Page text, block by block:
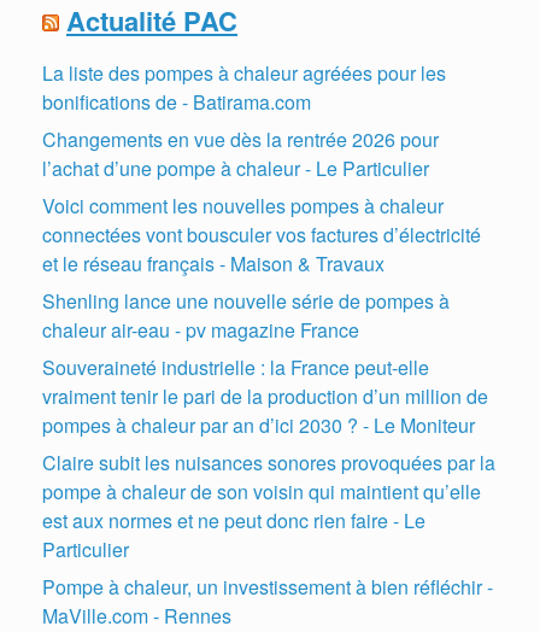
Actualité PAC
La liste des pompes à chaleur agréées pour les
bonifications de - Batirama.com
Changements en vue dès la rentrée 2026 pour
l’achat d’une pompe à chaleur - Le Particulier
Voici comment les nouvelles pompes à chaleur
connectées vont bousculer vos factures d’électricité
et le réseau français - Maison & Travaux
Shenling lance une nouvelle série de pompes à
chaleur air-eau - pv magazine France
Souveraineté industrielle : la France peut-elle
vraiment tenir le pari de la production d’un million de
pompes à chaleur par an d’ici 2030 ? - Le Moniteur
Claire subit les nuisances sonores provoquées par la
pompe à chaleur de son voisin qui maintient qu’elle
est aux normes et ne peut donc rien faire - Le
Particulier
Pompe à chaleur, un investissement à bien réfléchir -
MaVille.com - Rennes